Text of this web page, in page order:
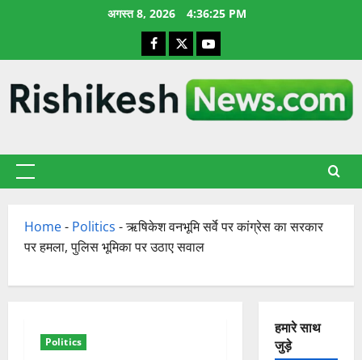
अगस्त 8, 2026 4:36:26 PM
Facebook
X YouTube
प्राथमिक
Home- Politics -ऋषिकेश वनभूमि सर्वे पर कांग्रेस का सरकार
पर हमला, पुलिस भूमिका पर उठाए सवाल
Politics
हमारे साथ
जुड़े